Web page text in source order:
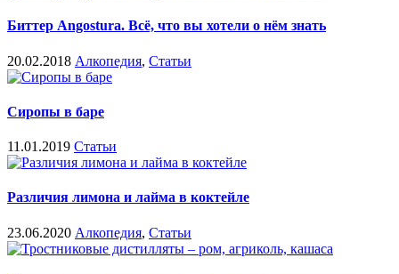
Биттер Angostura. Всё, что вы хотели о нём знать
20.02.2018 Алкопедия, Статьи
Сиропы в баре
11.01.2019 Статьи
Различия лимона и лайма в коктейле
23.06.2020 Алкопедия, Статьи